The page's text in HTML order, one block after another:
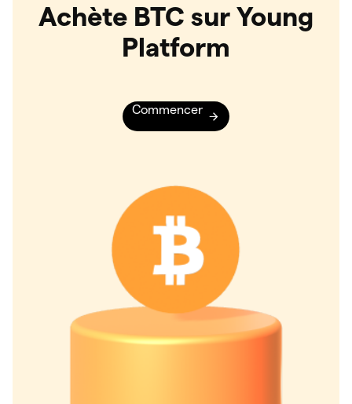
Achète BTC sur Young
Platform
Commencer